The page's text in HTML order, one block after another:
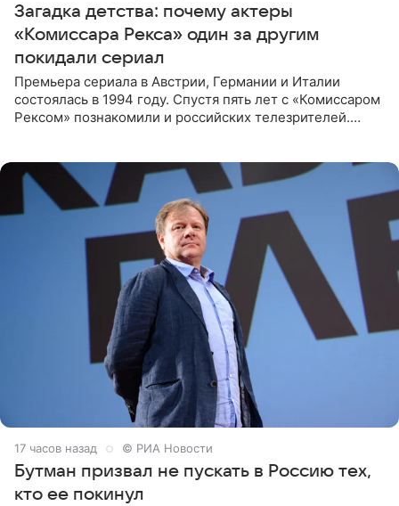
Загадка детства: почему актеры
«Комиссара Рекса» один за другим
покидали сериал
Премьера сериала в Австрии, Германии и Италии
состоялась в 1994 году. Спустя пять лет с «Комиссаром
Рексом» познакомили и российских телезрителей.
17 часов назад © РИА Новости
Бутман призвал не пускать в Россию тех,
кто ее покинул